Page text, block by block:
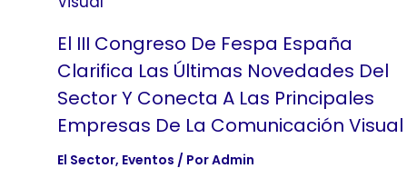
El III Congreso De Fespa España
Clarifica Las Últimas Novedades Del
Sector Y Conecta A Las Principales
Empresas De La Comunicación Visual
El Sector, Eventos / PorAdmin